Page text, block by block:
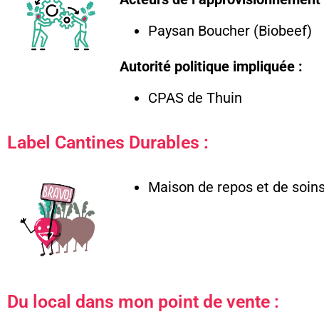
Paysan Boucher (Biobeef)
Autorité politique impliquée :
CPAS de Thuin
Label Cantines Durables :
Maison de repos et de
Du local dans mon point de vente :